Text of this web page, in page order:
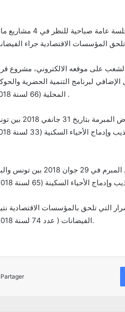
يعقد مجلس نواب الشعب، صباح اليوم الثلاثاء 26 فيفري 2019، جلسة عامة
على موقعه الالكتروني، مشروع
لبرنامج التنمية الحضرية
المحلية (66 لسنة 2018) .
وسينظر النواب، كذلك، في قانون يتعلق بالموافقة على اتفاقية القرض
وسيعرض، على أنظار الجلسة، قانون يتعلق بالموافقة على عقد التمويل المبرم في 29 جوان
التي تلحق بالمؤسسات الاقتصادية
الفيضانات ( عدد 74 لسنة 2018 ).
Partager